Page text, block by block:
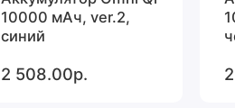
10000 мАч, ver.2,
синий
2 508.00р.